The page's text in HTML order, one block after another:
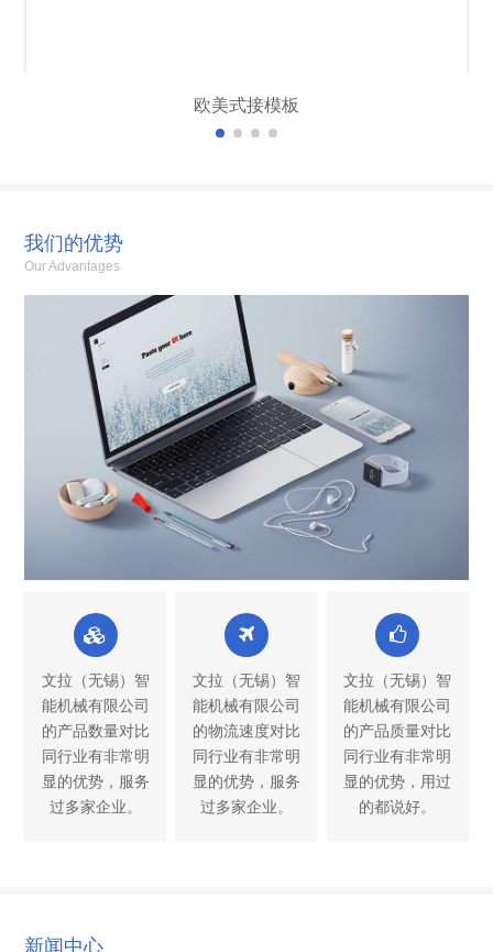
欧美式接模板
我们的优势
Our Advantages
文拉（无锡）智
能机械有限公司
的产品数量对比
同行业有非常明
显的优势，服务
过多家企业。
文拉（无锡）智
能机械有限公司
的物流速度对比
同行业有非常明
显的优势，服务
过多家企业。
文拉（无锡）智
能机械有限公司
的产品质量对比
同行业有非常明
显的优势，用过
的都说好。
新闻中心